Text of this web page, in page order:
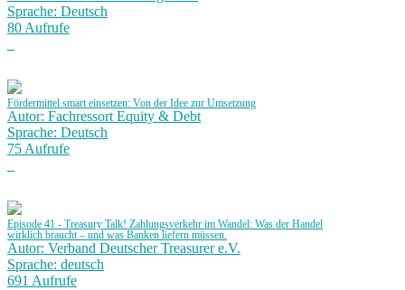
Sprache: Deutsch
80 Aufrufe
Fördermittel smart einsetzen: Von der Idee zur Umsetzung
Autor: Fachressort Equity & Debt
Sprache: Deutsch
75 Aufrufe
Episode 41 - Treasury Talk! Zahlungsverkehr im Wandel: Was der Handel
wirklich braucht – und was Banken liefern müssen.
Autor: Verband Deutscher Treasurer e.V.
Sprache: deutsch
691 Aufrufe